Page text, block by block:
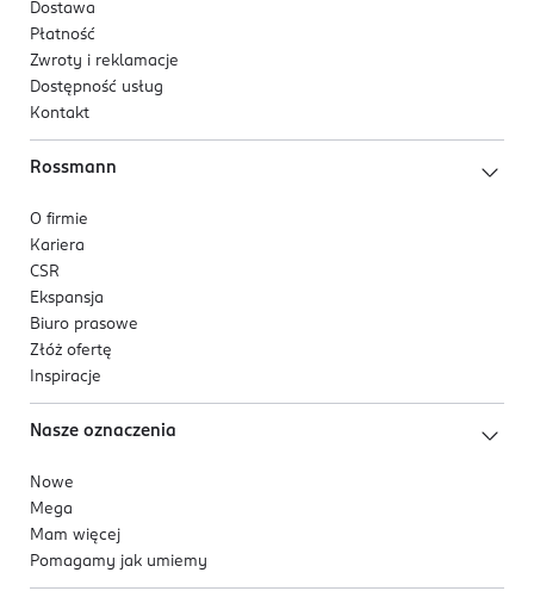
Dostawa
Płatność
Zwroty i reklamacje
Dostępność usług
Kontakt
Rossmann
O firmie
Kariera
CSR
Ekspansja
Biuro prasowe
Złóż ofertę
Inspiracje
Nasze oznaczenia
Nowe
Mega
Mam więcej
Pomagamy jak umiemy